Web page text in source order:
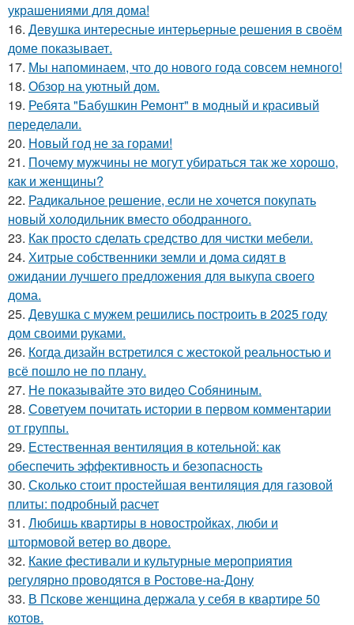
украшениями для дома!
16. Девушка интересные интерьерные решения в своём
доме показывает.
17. Мы напоминаем, что до нового года совсем немного!
18. Обзор на уютный дом.
19. Ребята "Бабушкин Ремонт" в модный и красивый
переделали.
20. Новый год не за горами!
21. Почему мужчины не могут убираться так же хорошо,
как и женщины?
22. Радикальное решение, если не хочется покупать
новый холодильник вместо ободранного.
23. Как просто сделать средство для чистки мебели.
24. Хитрые собственники земли и дома сидят в
ожидании лучшего предложения для выкупа своего
дома.
25. Девушка с мужем решились построить в 2025 году
дом своими руками.
26. Когда дизайн встретился с жестокой реальностью и
всё пошло не по плану.
27. Не показывайте это видео Собяниным.
28. Советуем почитать истории в первом комментарии
от группы.
29. Естественная вентиляция в котельной: как
обеспечить эффективность и безопасность
30. Сколько стоит простейшая вентиляция для газовой
плиты: подробный расчет
31. Любишь квартиры в новостройках, люби и
штормовой ветер во дворе.
32. Какие фестивали и культурные мероприятия
регулярно проводятся в Ростове-на-Дону
33. В Пскове женщина держала у себя в квартире 50
котов.